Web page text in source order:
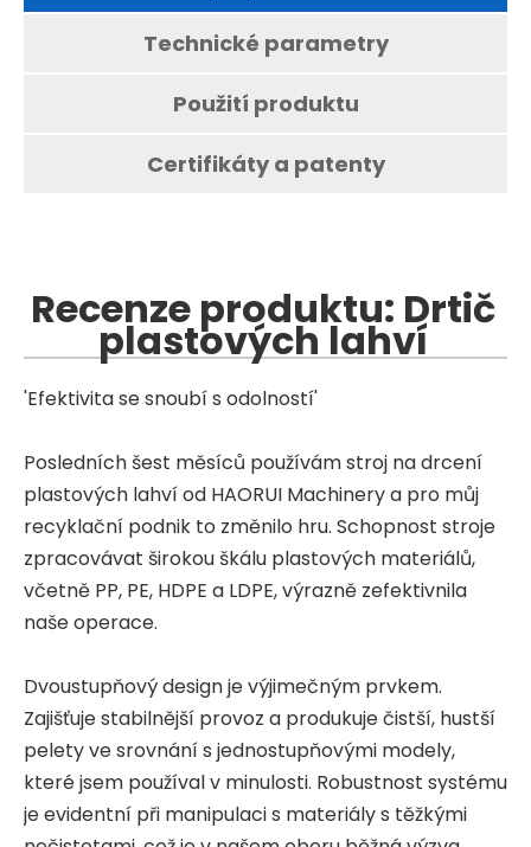
Technické parametry
Použití produktu
Certifikáty a patenty
Recenze produktu: Drtič
plastových lahví
'Efektivita se snoubí s odolností'
Posledních šest měsíců používám stroj na drcení
plastových lahví od HAORUI Machinery a pro můj
recyklační podnik to změnilo hru. Schopnost stroje
zpracovávat širokou škálu plastových materiálů,
včetně PP, PE, HDPE a LDPE, výrazně zefektivnila
naše operace.
Dvoustupňový design je výjimečným prvkem.
Zajišťuje stabilnější provoz a produkuje čistší, hustší
pelety ve srovnání s jednostupňovými modely,
které jsem používal v minulosti. Robustnost systému
je evidentní při manipulaci s materiály s těžkými